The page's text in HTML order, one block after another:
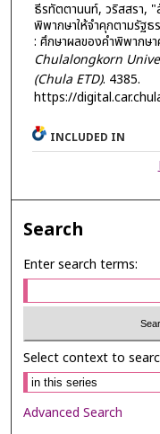
ธีรทัตตานนท์, วริสสรา,
พิพากษาให้จำคุกตามรัฐ
: ศึกษาผลของคำพิพากษ
Chulalongkorn
(Chula ETD). 4385.
https://
INCLUDED IN
Search
Enter search terms:
Select context to
Advanced Search